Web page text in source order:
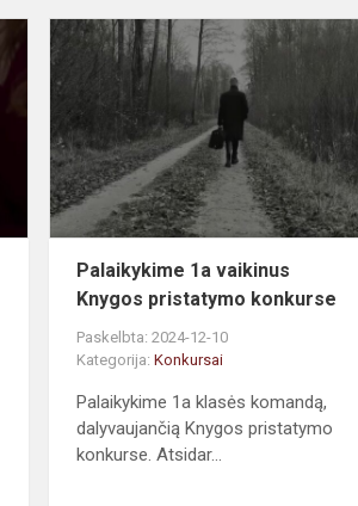
Palaikykime 1a vaikinus
Knygos pristatymo konkurse
Paskelbta: 2024-12-10
Kategorija:Konkursai
Palaikykime 1a klasės komandą,
dalyvaujančią Knygos pristatymo
konkurse. Atsidar...